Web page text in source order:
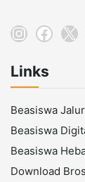
X
Links
Beasiswa
Beasiswa
Beasiswa
Download